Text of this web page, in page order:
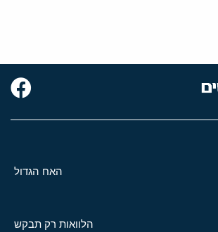
האח הגדול
הלוואות רק תבקש